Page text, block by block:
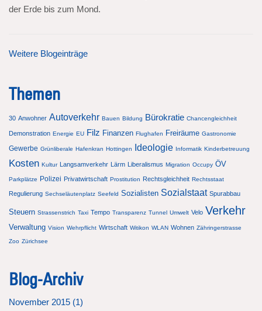
der Erde bis zum Mond.
Weitere Blogeinträge
Themen
30 Anwohner Autoverkehr Bauen Bildung Bürokratie Chancengleichheit
Demonstration Energie EU Filz Finanzen Flughafen Freiräume Gastronomie
Gewerbe Grünliberale Hafenkran Hottingen Ideologie Informatik Kinderbetreuung
Kosten Kultur Langsamverkehr Lärm Liberalismus Migration Occupy ÖV
Parkplätze Polizei Privatwirtschaft Prostitution Rechtsgleichheit Rechtsstaat
Regulierung Sechseläutenplatz Seefeld Sozialisten Sozialstaat Spurabbau
Steuern Strassenstrich Taxi Tempo Transparenz Tunnel Umwelt Velo Verkehr
Verwaltung Vision Wehrpflicht Wirtschaft Witikon WLAN Wohnen Zähringerstrasse
Zoo Zürichsee
Blog-Archiv
November 2015 (1)